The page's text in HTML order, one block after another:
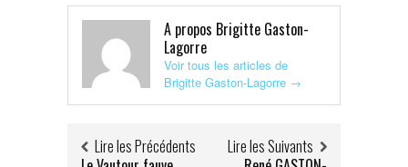
A propos Brigitte Gaston-
Lagorre
Voir tous les articles de
Brigitte Gaston-Lagorre →
Lire les Précédents
Lire les Suivants